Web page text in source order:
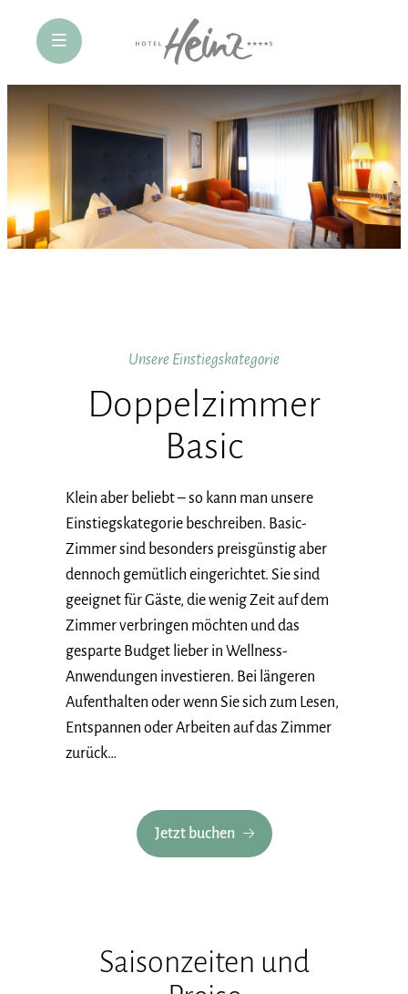
öffne Navigation
Unsere Einstiegskategorie
Doppelzimmer
Basic
Klein aber beliebt – so kann man unsere
Einstiegskategorie beschreiben. Basic-
Zimmer sind besonders preisgünstig aber
dennoch gemütlich eingerichtet. Sie sind
geeignet für Gäste, die wenig Zeit auf dem
Zimmer verbringen möchten und das
gesparte Budget lieber in Wellness-
Anwendungen investieren. Bei längeren
Aufenthalten oder wenn Sie sich zum Lesen,
Entspannen oder Arbeiten auf das Zimmer
zurück…
Jetzt buchen
Saisonzeiten und